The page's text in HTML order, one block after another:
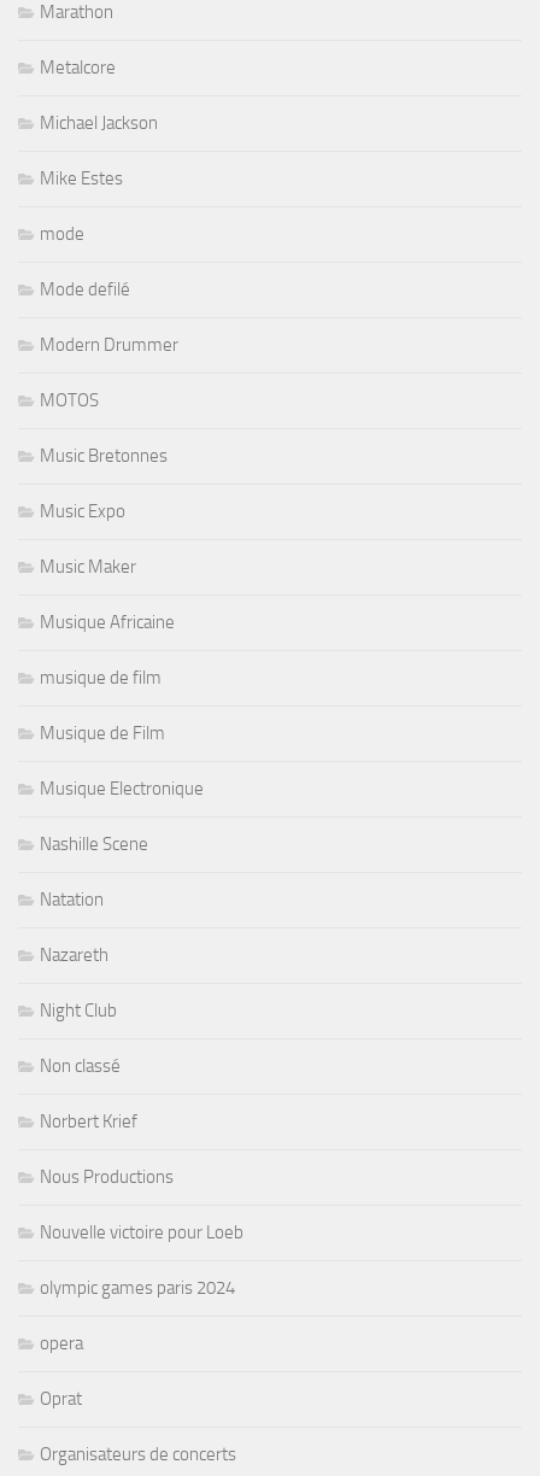
Marathon
Metalcore
Michael Jackson
Mike Estes
mode
Mode defilé
Modern Drummer
MOTOS
Music Bretonnes
Music Expo
Music Maker
Musique Africaine
musique de film
Musique de Film
Musique Electronique
Nashille Scene
Natation
Nazareth
Night Club
Non classé
Norbert Krief
Nous Productions
Nouvelle victoire pour Loeb
olympic games paris 2024
opera
Oprat
Organisateurs de concerts